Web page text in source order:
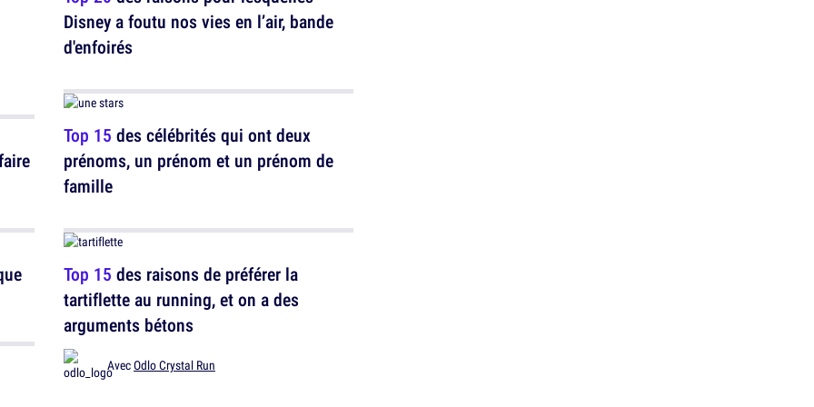
Disney a foutu nos vies en l’air, bande
d'enfoirés
Top 15 des célébrités qui ont deux
prénoms, un prénom et un prénom de
famille
Top 15 des raisons de préférer la
tartiflette au running, et on a des
arguments bétons
AvecOdlo Crystal Run